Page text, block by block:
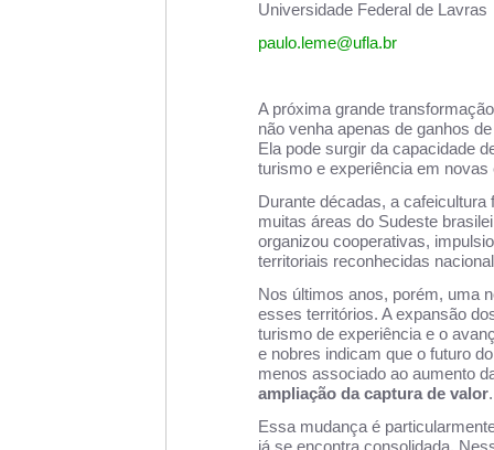
Universidade Federal de Lavras
paulo.leme@ufla.br
A próxima grande
não venha apenas de ganhos
Ela pode surgir da capacidade
turismo e experiência em
Durante décadas, a
muitas áreas do Sudeste
organizou cooperativas,
territoriais reconhecidas
Nos últimos anos, porém, uma
esses territórios. A expansão
turismo de experiência e o
e nobres indicam que o futuro
menos associado ao aumento
ampliação da captura de valor.
Essa mudança é